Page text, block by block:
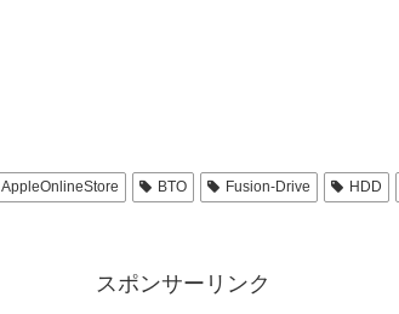
AppleOnlineStore BTO Fusion-Drive HDD
スポンサーリンク